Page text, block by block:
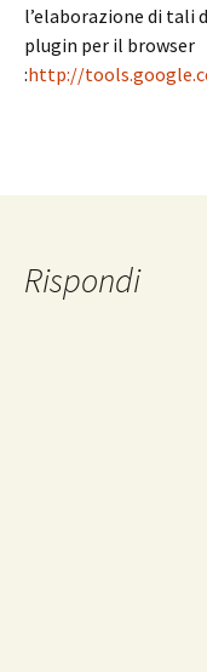
l’elaborazione di tali
plugin per il browser
:http://
Rispondi